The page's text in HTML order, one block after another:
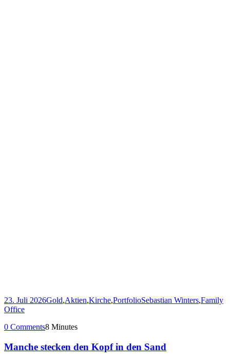
23. Juli 2026Gold,Aktien,Kirche,PortfolioSebastian Winters,Family
Office
0 Comments8 Minutes
Manche stecken den Kopf in den Sand